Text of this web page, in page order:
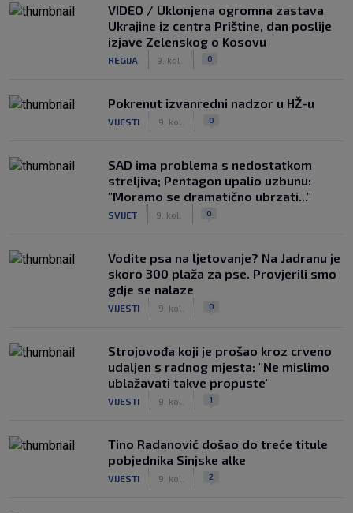
SK
|
prije 7 h
Rashford je htio ostati u Barceloni, ali
vraća se u United koji će mu ipak dati
novu šansu
VIDEO / Uklonjena ogromna zastava
Ukrajine iz centra Prištine, dan poslije
izjave Zelenskog o Kosovu
REGIJA 9. kol. 0
Pokrenut izvanredni nadzor u HŽ-u
VIJESTI 9. kol. 0
SAD ima problema s nedostatkom
streljiva; Pentagon upalio uzbunu:
"Moramo se dramatično ubrzati..."
SVIJET 9. kol. 0
Vodite psa na ljetovanje? Na Jadranu je
skoro 300 plaža za pse. Provjerili smo
gdje se nalaze
VIJESTI 9. kol. 0
Strojovođa koji je prošao kroz crveno
udaljen s radnog mjesta: "Ne mislimo
ublažavati takve propuste"
VIJESTI 9. kol. 1
Tino Radanović došao do treće titule
pobjednika Sinjske alke
VIJESTI 9. kol. 2